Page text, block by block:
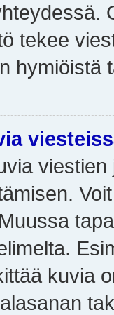
tekee
hymiöistä
kuvia